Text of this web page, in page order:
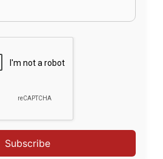
Subscribe